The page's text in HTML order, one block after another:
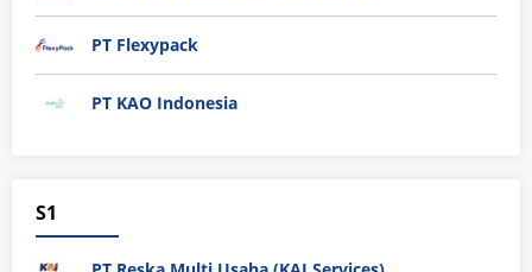
PT Flexypack
PT KAO Indonesia
S1